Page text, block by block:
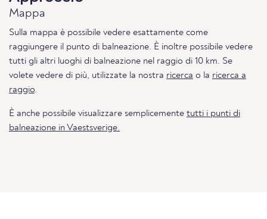
Mappa
Sulla mappa è possibile vedere esattamente come
raggiungere il punto di balneazione. È inoltre possibile vedere
tutti gli altri luoghi di balneazione nel raggio di 10 km. Se
volete vedere di più, utilizzate la nostra ricerca o la ricerca a
raggio.
È anche possibile visualizzare semplicemente tutti i punti di
balneazione in Vaestsverige.